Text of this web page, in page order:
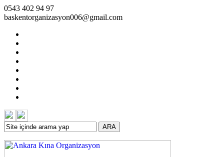
0543 402 94 97
baskentorganizasyon006@gmail.com
ARA